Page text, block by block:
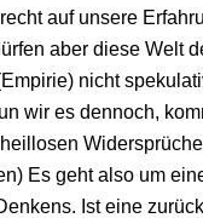
auf unsere
aber diese Welt
nicht
wir es dennoch,
Es geht also um
Ist eine